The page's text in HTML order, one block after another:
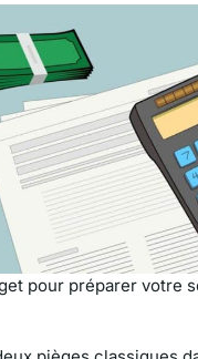
pour préparer votre